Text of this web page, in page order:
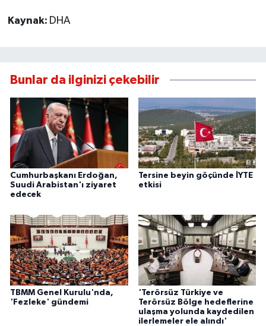
Kaynak: DHA
Bunlar da ilginizi çekebilir
Cumhurbaşkanı Erdoğan,
Suudi Arabistan'ı ziyaret
edecek
Tersine beyin göçünde İYTE
etkisi
TBMM Genel Kurulu'nda,
'Fezleke' gündemi
'Terörsüz Türkiye ve
Terörsüz Bölge hedeflerine
ulaşma yolunda kaydedilen
ilerlemeler ele alındı'